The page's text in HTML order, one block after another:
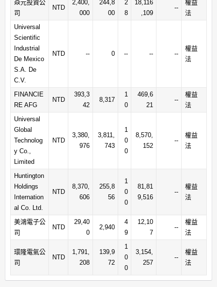
焱元投資公
司
NTD
2,400,
000
244,8
00
2
8
18,116
,109
--
權益
法
Universal
Scientific
Industrial
De Mexico
S.A. De
C.V.
NTD -- 0 -- -- --
權益
法
FINANCIE
RE AFG
NTD
393,3
42
8,317
1
0
469,6
21
--
權益
法
Universal
Global
Technolog
y Co.,
Limited
NTD
3,380,
976
3,811,
743
1
0
0
8,570,
152
--
權益
法
Huntington
Holdings
Internation
al Co. Ltd.
NTD
8,370,
606
255,8
56
1
0
0
81,81
9,516
--
權益
法
美鴻電子公
司
NTD
29,40
0
2,940
4
9
12,10
7
--
權益
法
環隆電氣公
司
NTD
1,791,
208
139,9
72
1
0
0
3,154,
257
--
權益
法